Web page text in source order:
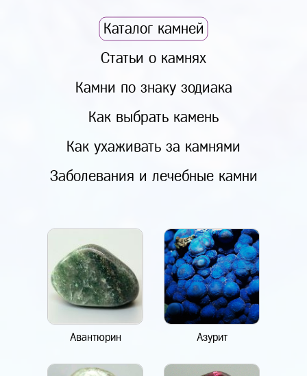
Каталог камней
Статьи о камнях
Камни по знаку зодиака
Как выбрать камень
Как ухаживать за камнями
Заболевания и лечебные камни
Авантюрин Азурит